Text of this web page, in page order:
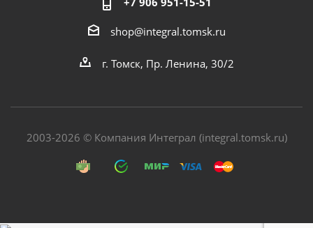
shop@integral.tomsk.ru
г. Томск, Пр. Ленина, 30/2
2003-2026 © Компания Интеграл (integral.tomsk.ru)